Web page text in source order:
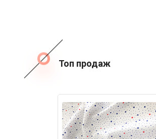
Топ продаж